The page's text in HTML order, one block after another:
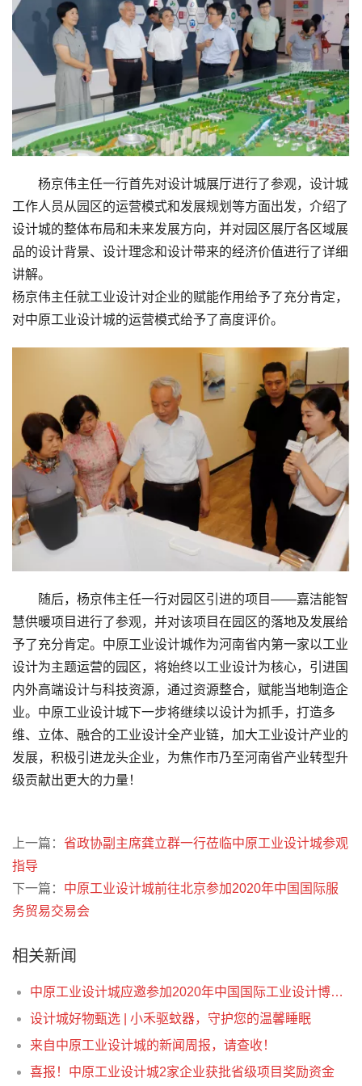
杨京伟主任一行首先对设计城展厅进行了参观，设计城
工作人员从园区的运营模式和发展规划等方面出发，介绍了
设计城的整体布局和未来发展方向，并对园区展厅各区域展
品的设计背景、设计理念和设计带来的经济价值进行了详细
讲解。
杨京伟主任就工业设计对企业的赋能作用给予了充分肯定，
对中原工业设计城的运营模式给予了高度评价。
随后，杨京伟主任一行对园区引进的项目——嘉洁能智
慧供暖项目进行了参观，并对该项目在园区的落地及发展给
予了充分肯定。中原工业设计城作为河南省内第一家以工业
设计为主题运营的园区，将始终以工业设计为核心，引进国
内外高端设计与科技资源，通过资源整合，赋能当地制造企
业。中原工业设计城下一步将继续以设计为抓手，打造多
维、立体、融合的工业设计全产业链，加大工业设计产业的
发展，积极引进龙头企业，为焦作市乃至河南省产业转型升
级贡献出更大的力量！
上一篇： 省政协副主席龚立群一行莅临中原工业设计城参观
指导
下一篇： 中原工业设计城前往北京参加2020年中国国际服
务贸易交易会
相关新闻
中原工业设计城应邀参加2020年中国国际工业设计博览会
设计城好物甄选 | 小禾驱蚊器，守护您的温馨睡眠
来自中原工业设计城的新闻周报，请查收！
喜报！中原工业设计城2家企业获批省级项目奖励资金